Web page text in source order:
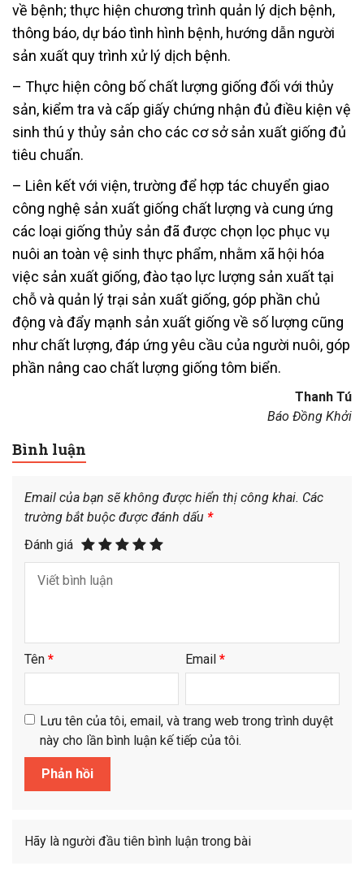
về bệnh; thực hiện chương trình quản lý dịch bệnh,
thông báo, dự báo tình hình bệnh, hướng dẫn người
sản xuất quy trình xử lý dịch bệnh.
– Thực hiện công bố chất lượng giống đối với thủy
sản, kiểm tra và cấp giấy chứng nhận đủ điều kiện vệ
sinh thú y thủy sản cho các cơ sở sản xuất giống đủ
tiêu chuẩn.
– Liên kết với viện, trường để hợp tác chuyển giao
công nghệ sản xuất giống chất lượng và cung ứng
các loại giống thủy sản đã được chọn lọc phục vụ
nuôi an toàn vệ sinh thực phẩm, nhằm xã hội hóa
việc sản xuất giống, đào tạo lực lượng sản xuất tại
chỗ và quản lý trại sản xuất giống, góp phần chủ
động và đẩy mạnh sản xuất giống về số lượng cũng
như chất lượng, đáp ứng yêu cầu của người nuôi, góp
phần nâng cao chất lượng giống tôm biển.
Thanh Tú
Báo Đồng Khởi
Bình luận
Email của bạn sẽ không được hiển thị công khai. Các
trường bắt buộc được đánh dấu *
Đánh giá
Tên * Email *
Lưu tên của tôi, email, và trang web trong trình duyệt
này cho lần bình luận kế tiếp của tôi.
Hãy là người đầu tiên bình luận trong bài